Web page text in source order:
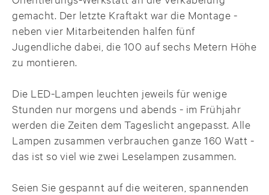
gemacht. Der letzte Kraftakt war die Montage -
neben vier Mitarbeitenden halfen fünf
Jugendliche dabei, die 100 auf sechs Metern Höhe
zu montieren.
Die LED-Lampen leuchten jeweils für wenige
Stunden nur morgens und abends - im Frühjahr
werden die Zeiten dem Tageslicht angepasst. Alle
Lampen zusammen verbrauchen ganze 160 Watt -
das ist so viel wie zwei Leselampen zusammen.
Seien Sie gespannt auf die weiteren, spannenden